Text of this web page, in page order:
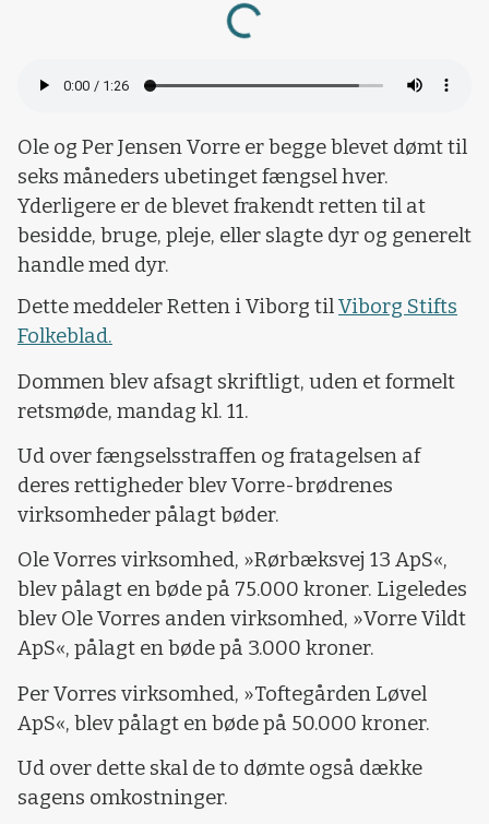
Loading...
Ole og Per Jensen Vorre er begge blevet dømt til
seks måneders ubetinget fængsel hver.
Yderligere er de blevet frakendt retten til at
besidde, bruge, pleje, eller slagte dyr og generelt
handle med dyr.
Dette meddeler Retten i Viborg tilViborg Stifts
Folkeblad.
Dommen blev afsagt skriftligt, uden et formelt
retsmøde, mandag kl. 11.
Ud over fængselsstraffen og fratagelsen af
deres rettigheder blev Vorre-brødrenes
virksomheder pålagt bøder.
Ole Vorres virksomhed, »Rørbæksvej 13 ApS«,
blev pålagt en bøde på 75.000 kroner. Ligeledes
blev Ole Vorres anden virksomhed, »Vorre Vildt
ApS«, pålagt en bøde på 3.000 kroner.
Per Vorres virksomhed, »Toftegården Løvel
ApS«, blev pålagt en bøde på 50.000 kroner.
Ud over dette skal de to dømte også dække
sagens omkostninger.